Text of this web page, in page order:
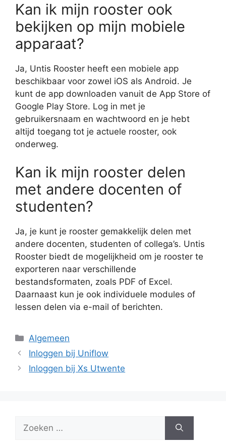
Kan ik mijn rooster ook
bekijken op mijn mobiele
apparaat?
Ja, Untis Rooster heeft een mobiele app
beschikbaar voor zowel iOS als Android. Je
kunt de app downloaden vanuit de App Store of
Google Play Store. Log in met je
gebruikersnaam en wachtwoord en je hebt
altijd toegang tot je actuele rooster, ook
onderweg.
Kan ik mijn rooster delen
met andere docenten of
studenten?
Ja, je kunt je rooster gemakkelijk delen met
andere docenten, studenten of collega’s. Untis
Rooster biedt de mogelijkheid om je rooster te
exporteren naar verschillende
bestandsformaten, zoals PDF of Excel.
Daarnaast kun je ook individuele modules of
lessen delen via e-mail of berichten.
Categorieën
Algemeen
Inloggen bij Uniflow
Inloggen bij Xs Utwente
naar: